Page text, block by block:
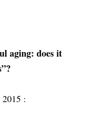
aging: does it
2015 :